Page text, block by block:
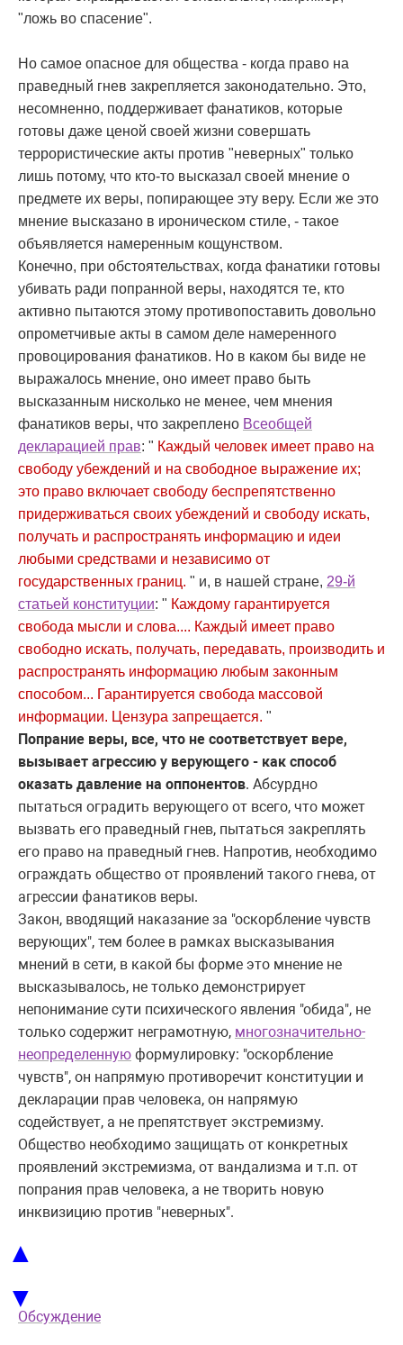
"ложь во спасение".
Но самое опасное для общества - когда право на
праведный гнев закрепляется законодательно. Это,
несомненно, поддерживает фанатиков, которые
готовы даже ценой своей жизни совершать
террористические акты против "неверных" только
лишь потому, что кто-то высказал своей мнение о
предмете их веры, попирающее эту веру. Если же это
мнение высказано в ироническом стиле, - такое
объявляется намеренным кощунством.
Конечно, при обстоятельствах, когда фанатики готовы
убивать ради попранной веры, находятся те, кто
активно пытаются этому противопоставить довольно
опрометчивые акты в самом деле намеренного
провоцирования фанатиков. Но в каком бы виде не
выражалось мнение, оно имеет право быть
высказанным нисколько не менее, чем мнения
фанатиков веры, что закреплено Всеобщей
декларацией прав: " Каждый человек имеет право на
свободу убеждений и на свободное выражение их;
это право включает свободу беспрепятственно
придерживаться своих убеждений и свободу искать,
получать и распространять информацию и идеи
любыми средствами и независимо от
государственных границ. " и, в нашей стране, 29-й
статьей конституции: " Каждому гарантируется
свобода мысли и слова.... Каждый имеет право
свободно искать, получать, передавать, производить и
распространять информацию любым законным
способом... Гарантируется свобода массовой
информации. Цензура запрещается. "
Попрание веры, все, что не соответствует вере,
вызывает агрессию у верующего - как способ
оказать давление на оппонентов. Абсурдно
пытаться оградить верующего от всего, что может
вызвать его праведный гнев, пытаться закреплять
его право на праведный гнев. Напротив, необходимо
ограждать общество от проявлений такого гнева, от
агрессии фанатиков веры.
Закон, вводящий наказание за "оскорбление чувств
верующих", тем более в рамках высказывания
мнений в сети, в какой бы форме это мнение не
высказывалось, не только демонстрирует
непонимание сути психического явления "обида", не
только содержит неграмотную, многозначительно-
неопределенную формулировку: "оскорбление
чувств", он напрямую противоречит конституции и
декларации прав человека, он напрямую
содействует, а не препятствует экстремизму.
Общество необходимо защищать от конкретных
проявлений экстремизма, от вандализма и т.п. от
попрания прав человека, а не творить новую
инквизицию против "неверных".
Обсуждение
▲
▼